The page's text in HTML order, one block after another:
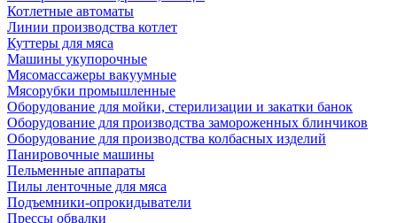
Котлетные автоматы
Линии производства котлет
Куттеры для мяса
Машины укупорочные
Мясомассажеры вакуумные
Мясорубки промышленные
Оборудование для мойки, стерилизации и закатки банок
Оборудование для производства замороженных блинчиков
Оборудование для производства колбасных изделий
Панировочные машины
Пельменные аппараты
Пилы ленточные для мяса
Подъемники-опрокидыватели
Прессы обвалки